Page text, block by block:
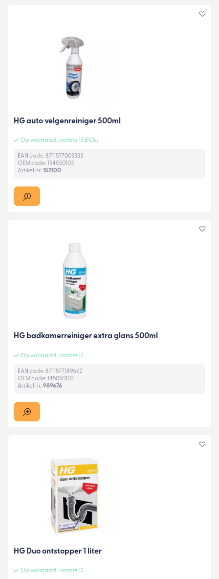
HG auto velgenreiniger 500ml
Op voorraad Laatste 13(EOL)
EAN code: 8711577003333
OEM code: 154050103
Artikel nr.: 152100
HG badkamerreiniger extra glans 500ml
Op voorraad Laatste 12
EAN code: 8711577189662
OEM code: 145050103
Artikel nr.:989676
HG Duo ontstopper 1 liter
Op voorraad Laatste 12